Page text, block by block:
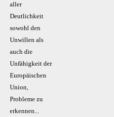
aller
Deutlichkeit
sowohl den
Unwillen als
auch die
Unfähigkeit der
Europäischen
Union,
Probleme zu
erkennen...